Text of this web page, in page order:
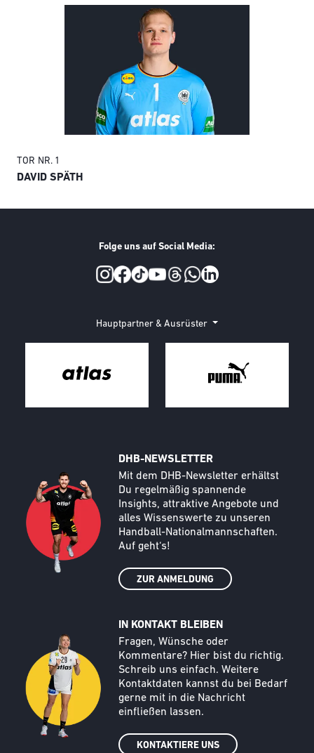
TOR NR. 1
DAVID SPÄTH
Folge uns auf Social Media:
Hauptpartner & Ausrüster
DHB-NEWSLETTER
Text
Mit dem DHB-Newsletter erhältst
Du regelmäßig spannende
Insights, attraktive Angebote und
alles Wissenswerte zu unseren
Handball-Nationalmannschaften.
Auf geht‘s!
ZUR ANMELDUNG
Call to action image
IN KONTAKT BLEIBEN
Text
Fragen, Wünsche oder
Kommentare? Hier bist du richtig.
Schreib uns einfach. Weitere
Kontaktdaten kannst du bei Bedarf
gerne mit in die Nachricht
einfließen lassen.
KONTAKTIERE UNS